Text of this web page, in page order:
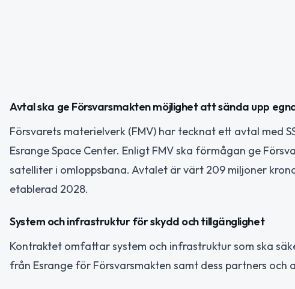
Avtal ska ge Försvarsmakten möjlighet att sända upp
Försvarets materielverk (FMV) har tecknat ett avtal med
Esrange Space Center. Enligt FMV ska förmågan ge
satelliter i omloppsbana. Avtalet är värt 209 miljoner
etablerad 2028.
System och infrastruktur för skydd och tillgänglighet
Kontraktet omfattar system och infrastruktur som ska
från Esrange för Försvarsmakten samt dess partners och